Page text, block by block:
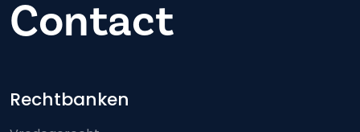
Contact
Footer-menu
Rechtbanken